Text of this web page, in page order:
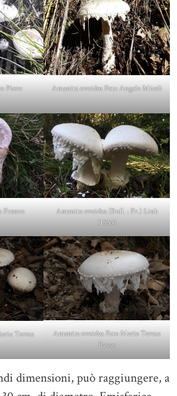
Piero
Amanita ovoidea Foto Angelo Miceli
Franco
Amanita ovoidea (Bull. : Fr.) Link
(1833)
Teresa
Amanita ovoidea Foto Maria Teresa
Basso
dimensioni, può raggiungere, a